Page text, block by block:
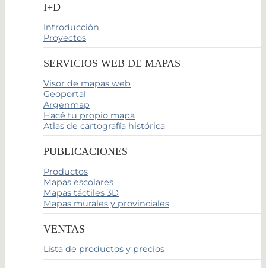
I+D
Introducción
Proyectos
SERVICIOS WEB DE MAPAS
Visor de mapas web
Geoportal
Argenmap
Hacé tu propio mapa
Atlas de cartografía histórica
PUBLICACIONES
Productos
Mapas escolares
Mapas táctiles 3D
Mapas murales y provinciales
VENTAS
Lista de productos y precios